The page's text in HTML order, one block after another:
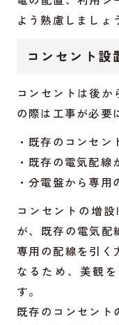
よう熟慮しましょ
コンセント設
コンセントは後か
の際は工事が必要
・既存のコンセ
・既存の電気配線
・分電盤から専用
コンセントの増
が、既存の電気配
専用の配線を引く
なるため、美観
す。
既存のコンセント